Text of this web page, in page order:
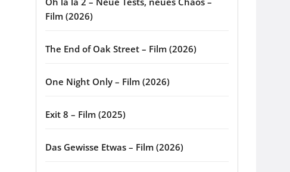
Film (2026)
The End of Oak Street – Film (2026)
One Night Only – Film (2026)
Exit 8 – Film (2025)
Das Gewisse Etwas – Film (2026)